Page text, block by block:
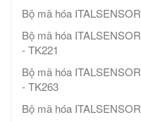
Bộ mã hóa
Bộ mã hóa
- TK221
Bộ mã hóa
- TK263
Bộ mã hóa